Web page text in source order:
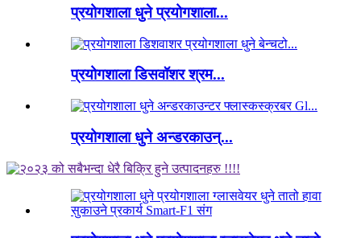
प्रयोगशाला धुने प्रयोगशाला...
प्रयोगशाला डिसवॉशर श्रम...
प्रयोगशाला धुने अन्डरकाउन्...